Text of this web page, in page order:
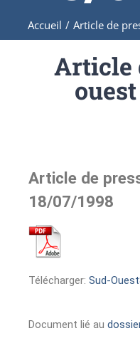
Accueil / Article de
Article
Article de
18/07/1998
Télécharger: Sud-
Document lié au